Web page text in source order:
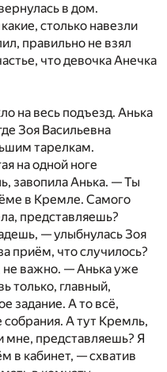
в дом.
столько навезли
правильно не взял
что девочка Анечка
на весь подъезд. Анька
Зоя Васильевна
тарелкам.
на одной ноге
завопила Анька. — Ты
в Кремле. Самого
представляешь?
— улыбнулась Зоя
приём, что случилось?
не важно. — Анька уже
только, главный,
задание. А то всё,
собрания. А тут Кремль,
мне, представляешь? Я
в кабинет, — схватив